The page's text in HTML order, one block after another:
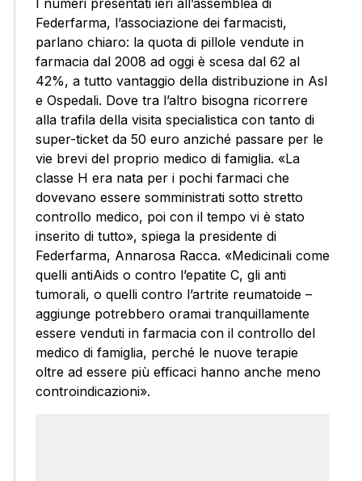
I numeri presentati ieri all’assemblea di
Federfarma, l’associazione dei farmacisti,
parlano chiaro: la quota di pillole vendute in
farmacia dal 2008 ad oggi è scesa dal 62 al
42%, a tutto vantaggio della distribuzione in Asl
e Ospedali. Dove tra l’altro bisogna ricorrere
alla trafila della visita specialistica con tanto di
super-ticket da 50 euro anziché passare per le
vie brevi del proprio medico di famiglia. «La
classe H era nata per i pochi farmaci che
dovevano essere somministrati sotto stretto
controllo medico, poi con il tempo vi è stato
inserito di tutto», spiega la presidente di
Federfarma, Annarosa Racca. «Medicinali come
quelli antiAids o contro l’epatite C, gli anti
tumorali, o quelli contro l’artrite reumatoide –
aggiunge potrebbero oramai tranquillamente
essere venduti in farmacia con il controllo del
medico di famiglia, perché le nuove terapie
oltre ad essere più efficaci hanno anche meno
controindicazioni».